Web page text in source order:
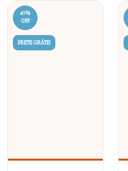
41%
OFF
FRETE GRÁTIS